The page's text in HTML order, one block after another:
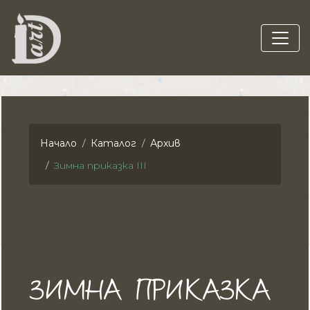
Начало Каталог
Архив
Зимна приказка III
ЗИМНА ПРИКАЗКА